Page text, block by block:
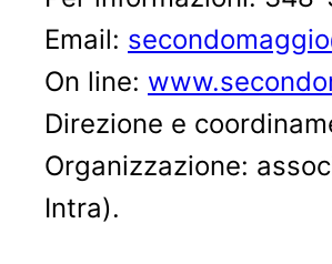
Email:
On line:
Direzione e
Organizzazione:
Intra).